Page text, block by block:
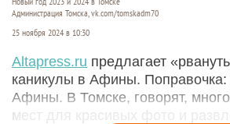
Администрация Томска, vk.com/tomskadm70
25 ноября 2024 в 10:30
Altapress.ru предлагает
каникулы в Афины. Поправочка:
Афины. В Томске, говорят,
мест для красивых фото и